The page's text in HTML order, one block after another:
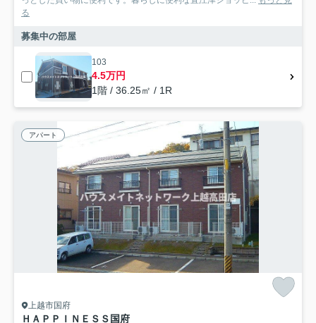
る
募集中の部屋
103
4.5万円
1階 / 36.25㎡ / 1R
アパート
上越市国府
ＨＡＰＰＩＮＥＳＳ国府